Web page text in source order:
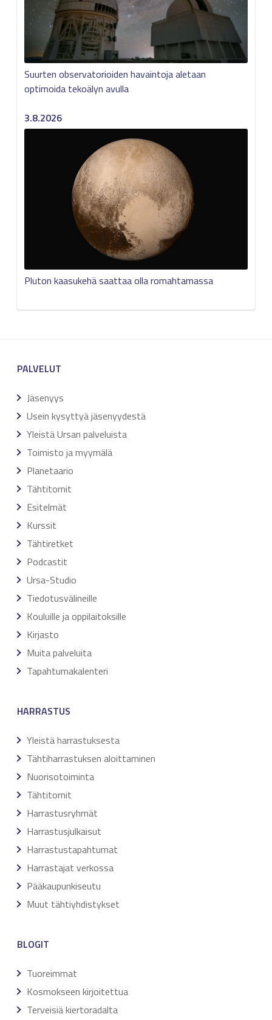
Suurten observatorioiden havaintoja aletaan
optimoida tekoälyn avulla
3.8.2026
Pluton kaasukehä saattaa olla romahtamassa
PALVELUT
Jäsenyys
Usein kysyttyä jäsenyydestä
Yleistä Ursan palveluista
Toimisto ja myymälä
Planetaario
Tähtitornit
Esitelmät
Kurssit
Tähtiretket
Podcastit
Ursa-Studio
Tiedotusvälineille
Kouluille ja oppilaitoksille
Kirjasto
Muita palveluita
Tapahtumakalenteri
HARRASTUS
Yleistä harrastuksesta
Tähtiharrastuksen aloittaminen
Nuorisotoiminta
Tähtitornit
Harrastusryhmät
Harrastusjulkaisut
Harrastustapahtumat
Harrastajat verkossa
Pääkaupunkiseutu
Muut tähtiyhdistykset
BLOGIT
Tuoreimmat
Kosmokseen kirjoitettua
Terveisiä kiertoradalta